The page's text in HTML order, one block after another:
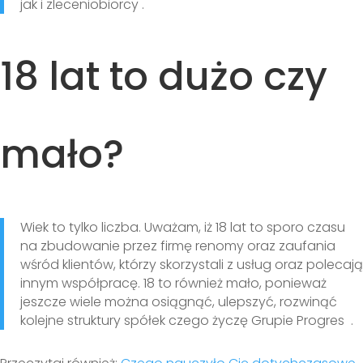
jak i zleceniobiorcy .
18 lat to dużo czy
mało?
Wiek to tylko liczba. Uważam, iż 18 lat to sporo czasu
na zbudowanie przez firmę renomy oraz zaufania
wśród klientów, którzy skorzystali z usług oraz polecają
innym współpracę. 18 to również mało, ponieważ
jeszcze wiele można osiągnąć, ulepszyć, rozwinąć
kolejne struktury spółek czego życzę Grupie Progres .